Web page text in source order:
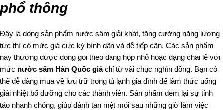
phổ thông
Đây là dòng sản phẩm nước sâm giải khát, tăng cường năng lượng
tức thì có mức giá cực kỳ bình dân và dễ tiếp cận. Các sản phẩm
này thường được đóng gói theo dạng hộp nhỏ hoặc dạng chai lẻ với
mức nước sâm Hàn Quốc giáchỉ từ vài chục nghìn đồng. Bạn có
thể dễ dàng mua về lưu trữ trong tủ lạnh gia đình để làm thức uống
giải nhiệt bổ dưỡng cho các thành viên. Sản phẩm đem lại sự tỉnh
táo nhanh chóng, giúp đánh tan mệt mỏi sau những giờ làm việc